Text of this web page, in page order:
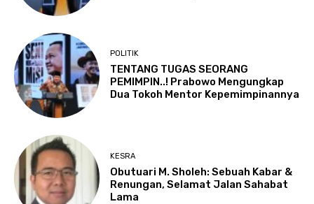
POLITIK
TENTANG TUGAS SEORANG
PEMIMPIN..! Prabowo Mengungkap
Dua Tokoh Mentor Kepemimpinannya
KESRA
Obutuari M. Sholeh: Sebuah Kabar &
Renungan, Selamat Jalan Sahabat
Lama